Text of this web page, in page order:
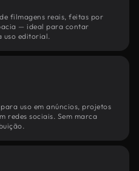
filmagens reais, feitas por
— ideal para contar
uso editorial.
uso em anúncios, projetos
redes sociais. Sem marca